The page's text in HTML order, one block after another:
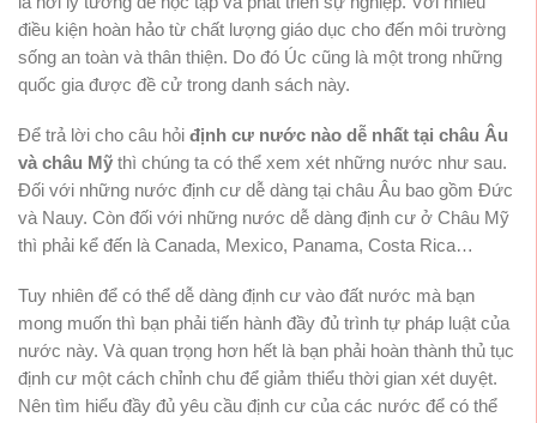
điều kiện hoàn hảo từ chất lượng giáo dục cho đến môi trường
sống an toàn và thân thiện. Do đó Úc cũng là một trong những
quốc gia được đề cử trong danh sách này.
Để trả lời cho câu hỏi định cư nước nào dễ nhất tại châu Âu
và châu Mỹ thì chúng ta có thể xem xét những nước như sau.
Đối với những nước định cư dễ dàng tại châu Âu bao gồm Đức
và Nauy. Còn đối với những nước dễ dàng định cư ở Châu Mỹ
thì phải kể đến là Canada, Mexico, Panama, Costa Rica…
Tuy nhiên để có thể dễ dàng định cư vào đất nước mà bạn
mong muốn thì bạn phải tiến hành đầy đủ trình tự pháp luật của
nước này. Và quan trọng hơn hết là bạn phải hoàn thành thủ tục
định cư một cách chỉnh chu để giảm thiểu thời gian xét duyệt.
Nên tìm hiểu đầy đủ yêu cầu định cư của các nước để có thể